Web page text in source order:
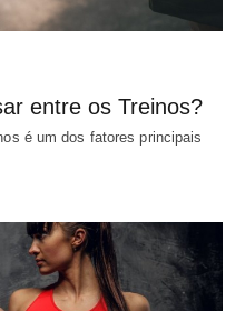
entre os Treinos?
é um dos fatores principais